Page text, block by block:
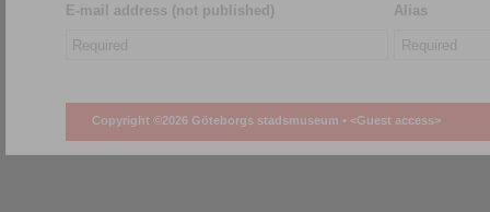
E-mail address (not published) Alias
Copyright ©2026 Göteborgs stadsmuseum • <Guest access>